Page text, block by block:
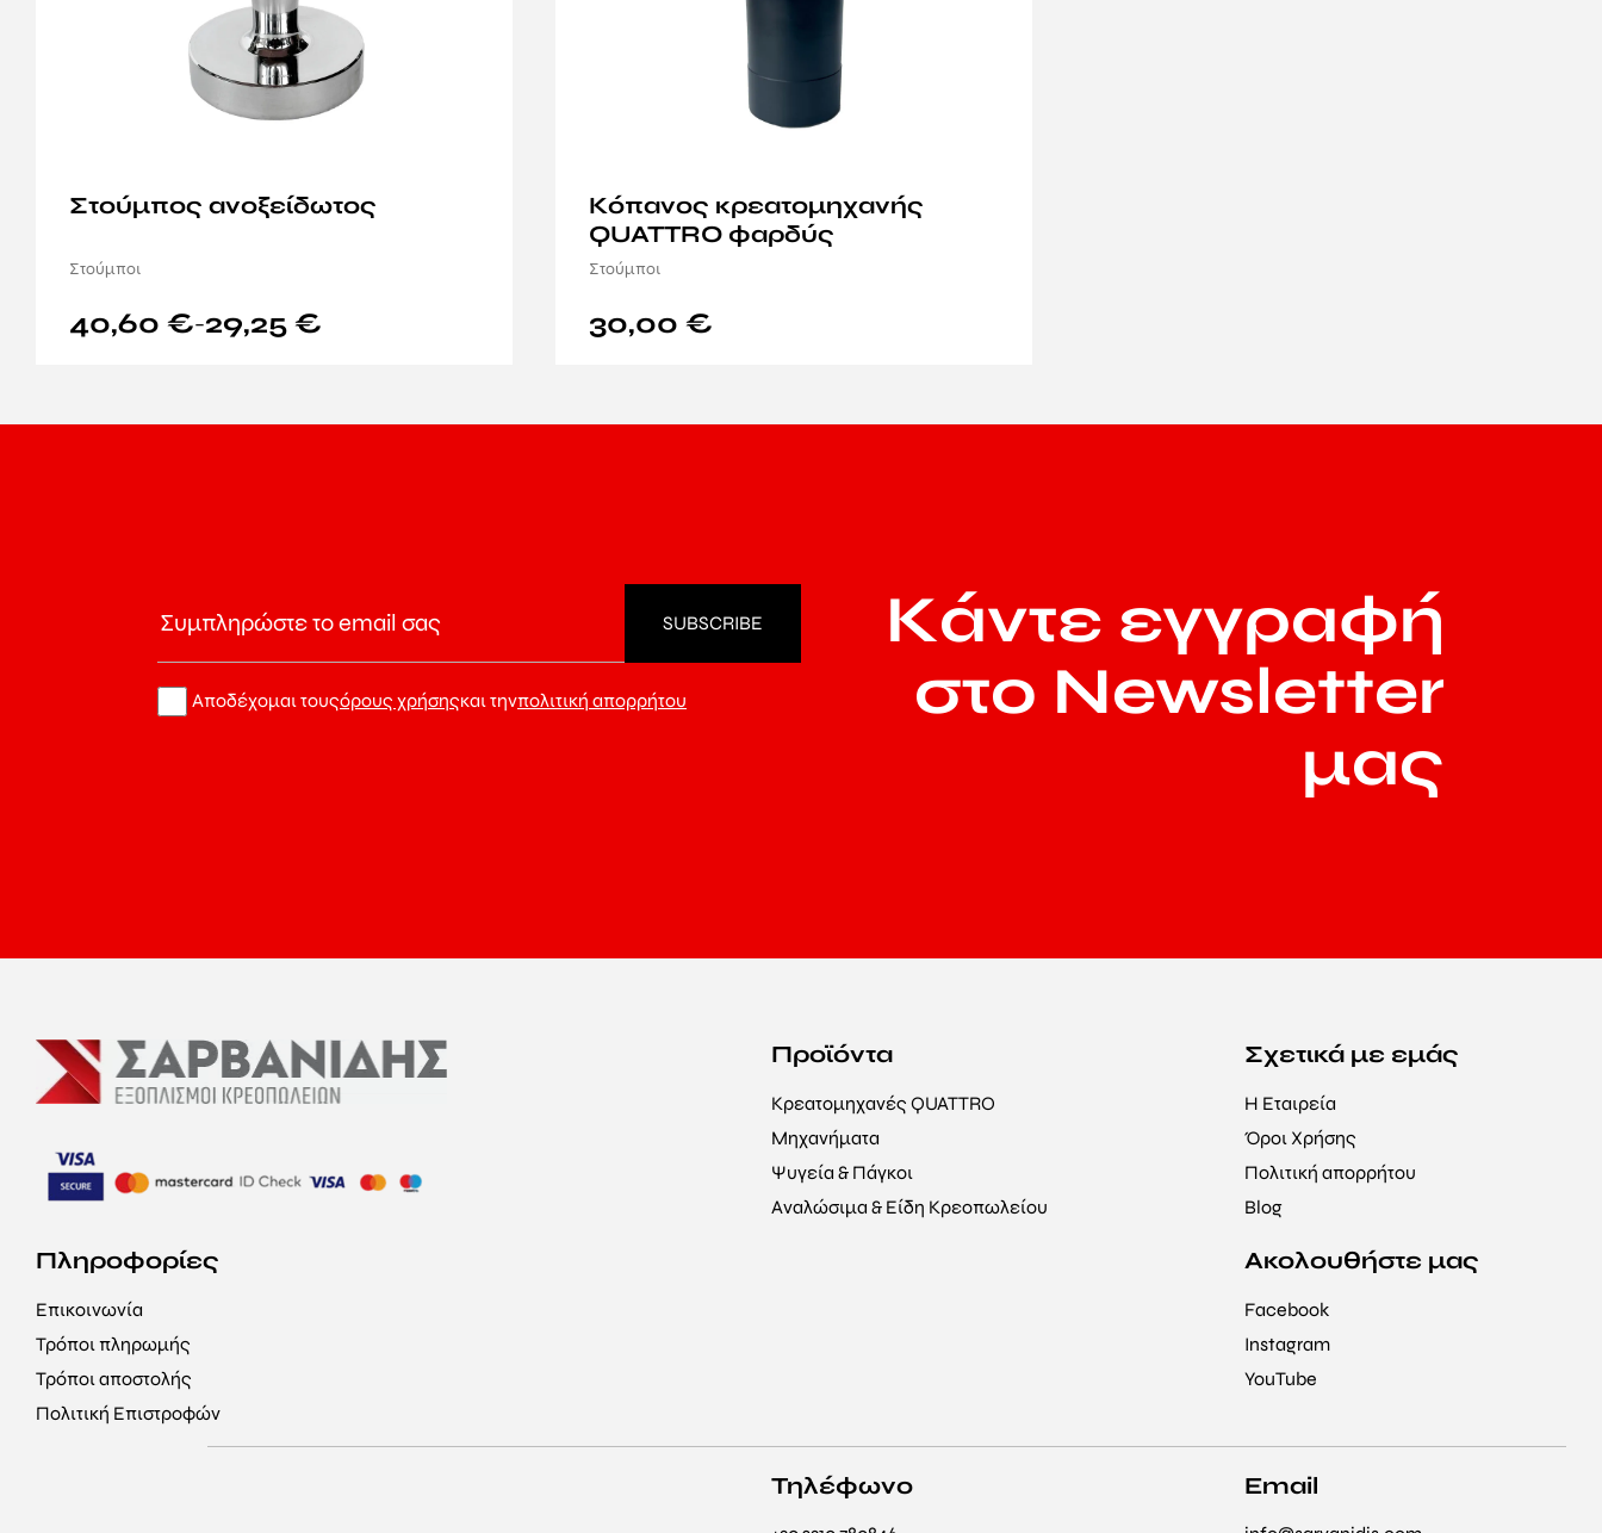
Στούμπος ανοξείδωτoς
Στούμποι
29,25 €
–
40,60 €
Κόπανος κρεατομηχανής
QUATTRO φαρδύς
Στούμποι
30,00€
Αποδέχομαι τουςόρους χρήσηςκαι τηνπολιτική απορρήτου
Κάντε εγγραφή
στο Newsletter
μας
Προϊόντα
Κρεατομηχανές QUATTRO
Μηχανήματα
Ψυγεία & Πάγκοι
Αναλώσιμα & Είδη Κρεοπωλείου
Σχετικά με εμάς
Η Εταιρεία
Όροι Χρήσης
Πολιτική απορρήτου
Blog
Πληροφορίες
Επικοινωνία
Τρόποι πληρωμής
Τρόποι αποστολής
Πολιτική Επιστροφών
Ακολουθήστε μας
Facebook
Instagram
YouTube
Τηλέφωνο Email